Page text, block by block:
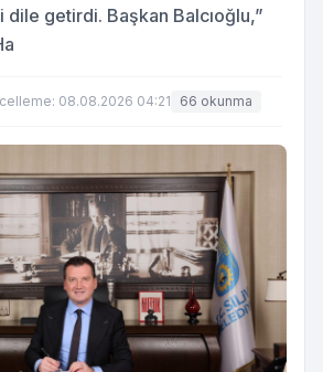
dile getirdi. Başkan Balcıoğlu,”
08.08.2026 04:21 66 okunma